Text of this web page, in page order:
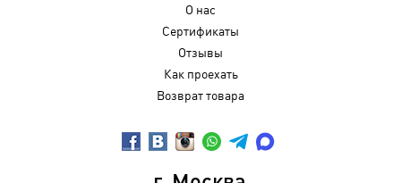
О нас
Сертификаты
Отзывы
Как проехать
Возврат товара